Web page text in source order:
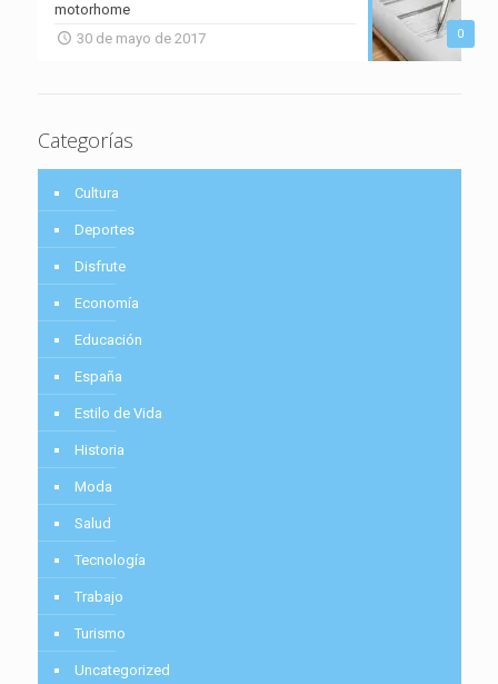
0
motorhome
30 de mayo de 2017
Categorías
Cultura
Deportes
Disfrute
Economía
Educación
España
Estilo de Vida
Historia
Moda
Salud
Tecnología
Trabajo
Turismo
Uncategorized